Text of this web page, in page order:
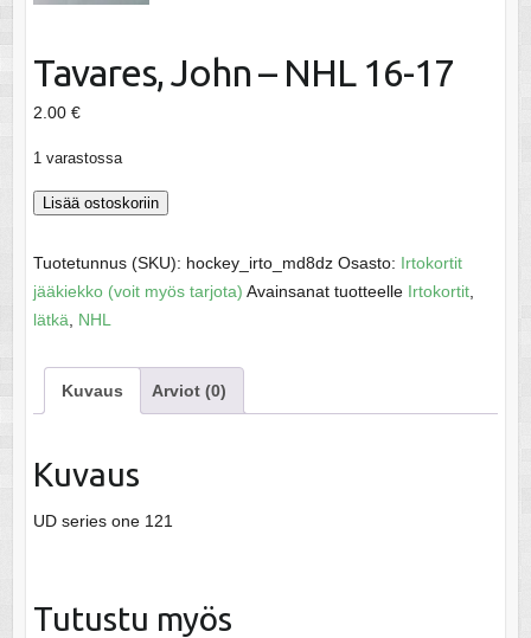
Tavares, John – NHL 16-17
2.00 €
1 varastossa
Tavares,
-
NHL
16-
määrä
Lisää ostoskoriin
Tuotetunnus (SKU): hockey_irto_md8dz Osasto: Irtokortit
jääkiekko (voit myös tarjota) Avainsanat tuotteelle Irtokortit,
lätkä
NHL
Kuvaus Arviot (0)
Kuvaus
UD series one 121
Tutustu myös